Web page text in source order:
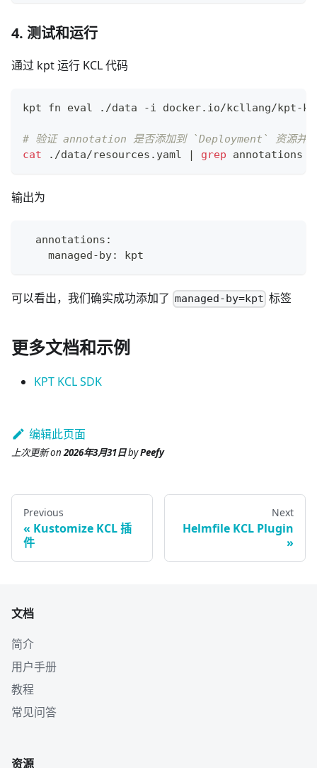
4. 测试和运行
通过 kpt 运行 KCL 代码
kpt fn eval ./data -i docker.io/kcllang/kpt-
# 验证 annotation 是否添加到 `Deployment` 资源并
cat ./data/resources.yaml | grep annotations -
输出为
  annotations:
    managed-by: kpt
可以看出，我们确实成功添加了 managed-by=kpt 标签
更多文档和示例
KPT KCL SDK
编辑此页面
上次更新on2026年3月31日byPeefy
Previous
Kustomize KCL 插
件
Next
Helmfile KCL Plugin
文档
简介
用户手册
教程
常见问答
资源